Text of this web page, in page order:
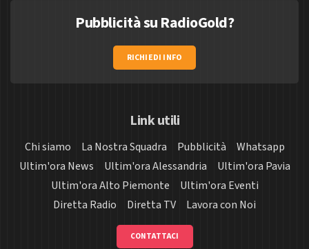
Pubblicità su RadioGold?
RICHIEDI INFO
Link utili
Chi siamo La Nostra Squadra Pubblicità
Whatsapp
Ultim'ora News
Ultim'ora Alessandria
Ultim'ora Pavia
Ultim'ora Alto Piemonte
Ultim'ora Eventi
Diretta Radio
Diretta TV Lavora con Noi
CONTATTACI